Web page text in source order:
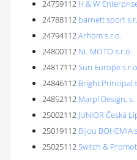
24759112 H & W
24788112 barnett sport
24794112Arhom s.r.o.
24800112 NL MOTO s.r.o.
24817112Sun Europe
24846112 Bright Principal
24852112 Marpl Design, s.
25002112 JUNIOR Česká
25019112 Bijou BOHEMIA
25025112Switch &